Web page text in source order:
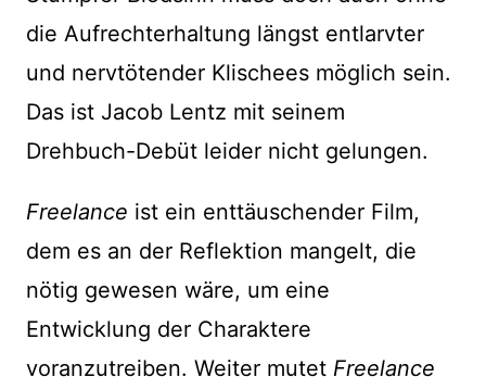
die Aufrechterhaltung längst entlarvter
und nervtötender Klischees möglich sein.
Das ist Jacob Lentz mit seinem
Drehbuch-Debüt leider nicht gelungen.
Freelance ist ein enttäuschender Film,
dem es an der Reflektion mangelt, die
nötig gewesen wäre, um eine
Entwicklung der Charaktere
voranzutreiben. Weiter mutet Freelance